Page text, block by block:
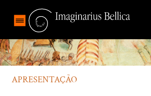
APRESENTAÇÃO